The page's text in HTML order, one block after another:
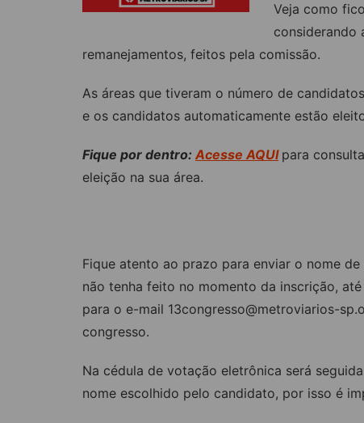
Veja como
considerando
remanejamentos, feitos pela comissão.
As áreas que tiveram o número de
e os candidatos automaticamente estão
Fique por dentro: Acesse AQUI para
eleição na sua área.
Fique atento ao prazo para enviar o nome
não tenha feito no momento da inscrição,
para o e-mail 13congresso@metroviarios-
congresso.
Na cédula de votação eletrônica será
nome escolhido pelo candidato, por isso é